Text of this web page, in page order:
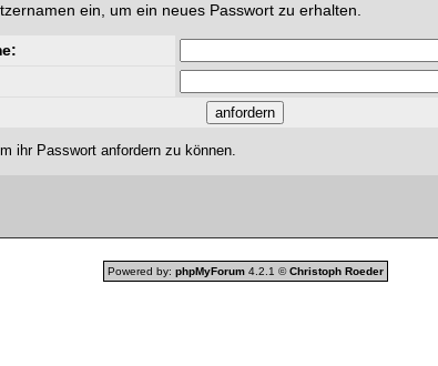
ein, um ein neues Passwort zu erhalten.
ihr Passwort anfordern zu können.
Powered by: phpMyForum4.2.1 ©Christoph Roeder